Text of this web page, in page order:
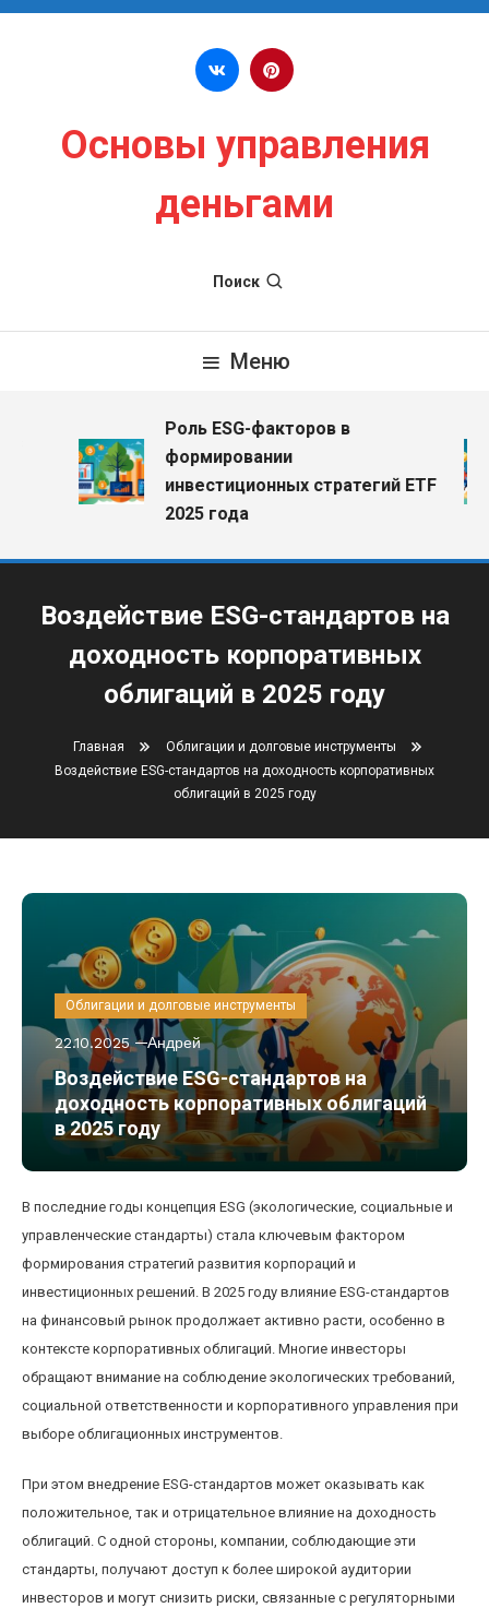
Перейти к содержимому
Основы управления
деньгами
Поиск
Меню
Роль ESG-факторов в
формировании
инвестиционных стратегий ETF
2025 года
Воздействие ESG-стандартов на
доходность корпоративных
облигаций в 2025 году
Главная
Облигации и долговые инструменты
Воздействие ESG-стандартов на доходность корпоративных
облигаций в 2025 году
Облигации и долговые инструменты
22.10.2025 Андрей
Воздействие ESG-стандартов на
доходность корпоративных облигаций
в 2025 году
В последние годы концепция ESG (экологические, социальные и
управленческие стандарты) стала ключевым фактором
формирования стратегий развития корпораций и
инвестиционных решений. В 2025 году влияние ESG-стандартов
на финансовый рынок продолжает активно расти, особенно в
контексте корпоративных облигаций. Многие инвесторы
обращают внимание на соблюдение экологических требований,
социальной ответственности и корпоративного управления при
выборе облигационных инструментов.
При этом внедрение ESG-стандартов может оказывать как
положительное, так и отрицательное влияние на доходность
облигаций. С одной стороны, компании, соблюдающие эти
стандарты, получают доступ к более широкой аудитории
инвесторов и могут снизить риски, связанные с регуляторными